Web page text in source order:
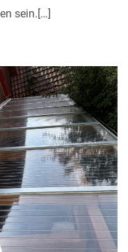
sein.[…]